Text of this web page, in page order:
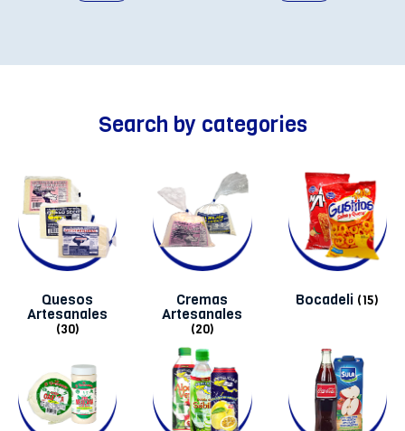
Search by categories
Quesos
Artesanales
(30)
Cremas
Artesanales
(20)
Bocadeli (15)